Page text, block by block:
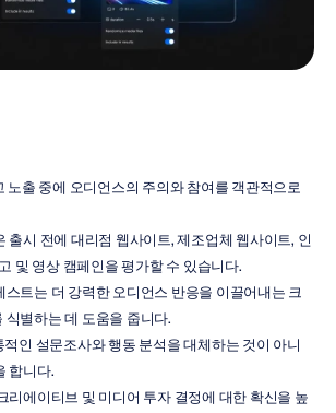
노출 중에 오디언스의 주의와 참여를 객관적으로
출시 전에 대리점 웹사이트, 제조업체 웹사이트, 인
및 영상 캠페인을 평가할 수 있습니다.
트는 더 강력한 오디언스 반응을 이끌어내는 크
식별하는 데 도움을 줍니다.
적인 설문조사와 행동 분석을 대체하는 것이 아니
합니다.
리에이티브 및 미디어 투자 결정에 대한 확신을 높